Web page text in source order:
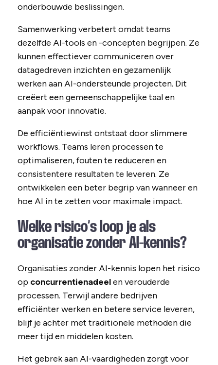
onderbouwde beslissingen.
Samenwerking verbetert omdat teams
dezelfde AI-tools en -concepten begrijpen. Ze
kunnen effectiever communiceren over
datagedreven inzichten en gezamenlijk
werken aan AI-ondersteunde projecten. Dit
creëert een gemeenschappelijke taal en
aanpak voor innovatie.
De efficiëntiewinst ontstaat door slimmere
workflows. Teams leren processen te
optimaliseren, fouten te reduceren en
consistentere resultaten te leveren. Ze
ontwikkelen een beter begrip van wanneer en
hoe AI in te zetten voor maximale impact.
Welke risico’s loop je als
organisatie zonder AI-kennis?
Organisaties zonder AI-kennis lopen het risico
op concurrentienadeelen verouderde
processen. Terwijl andere bedrijven
efficiënter werken en betere service leveren,
blijf je achter met traditionele methoden die
meer tijd en middelen kosten.
Het gebrek aan AI-vaardigheden zorgt voor